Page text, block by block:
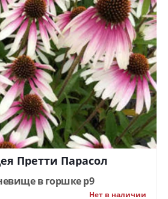
Претти Парасол
в горшке р9
Нет в наличии